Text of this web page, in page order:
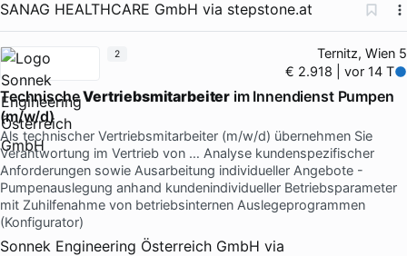
SANAG HEALTHCARE GmbH via stepstone.at
Ternitz, Wien 5
€ 2.918 | vor 14 T
TechnischeVertriebsmitarbeiter im Innendienst Pumpen
(m/w/d)
Als technischer Vertriebsmitarbeiter (m/w/d) übernehmen Sie
Verantwortung im Vertrieb von … Analyse kundenspezifischer
Anforderungen sowie Ausarbeitung individueller Angebote -
Pumpenauslegung anhand kundenindividueller Betriebsparameter
mit Zuhilfenahme von betriebsinternen Auslegeprogrammen
(Konfigurator)
Sonnek Engineering Österreich GmbH via
2